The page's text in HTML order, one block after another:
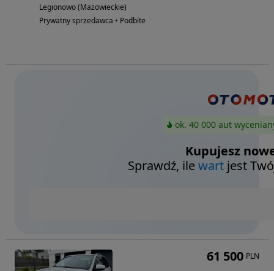
Legionowo (Mazowieckie)
Prywatny sprzedawca • Podbite
ok. 40 000 aut
Kupujesz
Sprawdź, ilewart jest
61 500 PLN